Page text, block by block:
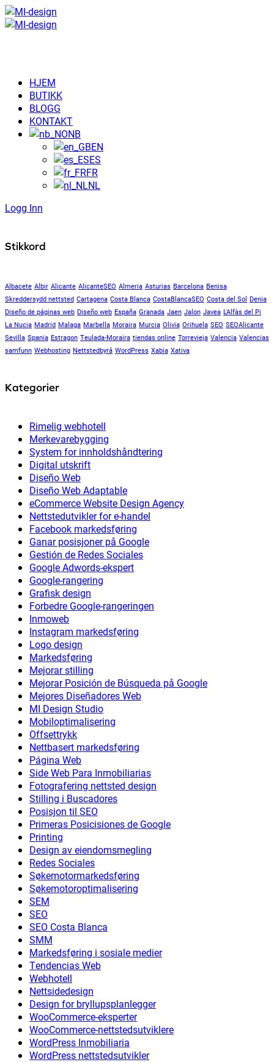
HJEM
BUTIKK
BLOGG
KONTAKT
NB
EN
ES
FR
NL
Logg Inn
Stikkord
Albacete Albir Alicante AlicanteSEO Almeria Asturias Barcelona Benisa
Skreddersydd nettsted Cartagena Costa Blanca CostaBlancaSEO Costa del Sol Denia
Diseño de páginas web Diseño web España Granada Jaen Jalon Javea L'Alfàs del Pi
La Nucia Madrid Malaga Marbella Moraira Murcia Olivia Orihuela SEO SEOAlicante
Sevilla Spania Estragon Teulada-Moraira tiendas online Torrevieja Valencia Valencias
samfunn Webhosting Nettstedbyrå WordPress Xabia Xativa
Kategorier
Rimelig webhotell
Merkevarebygging
System for innholdshåndtering
Digital utskrift
Diseño Web
Diseño Web Adaptable
eCommerce Website Design Agency
Nettstedutvikler for e-handel
Facebook markedsføring
Ganar posisjoner på Google
Gestión de Redes Sociales
Google Adwords-ekspert
Google-rangering
Grafisk design
Forbedre Google-rangeringen
Inmoweb
Instagram markedsføring
Logo design
Markedsføring
Mejorar stilling
Mejorar Posición de Búsqueda på Google
Mejores Diseñadores Web
MI Design Studio
Mobiloptimalisering
Offsettrykk
Nettbasert markedsføring
Página Web
Side Web Para Inmobiliarias
Fotografering nettsted design
Stilling i Buscadores
Posisjon til SEO
Primeras Posicisiones de Google
Printing
Design av eiendomsmegling
Redes Sociales
Søkemotormarkedsføring
Søkemotoroptimalisering
SEM
SEO
SEO Costa Blanca
SMM
Markedsføring i sosiale medier
Tendencias Web
Webhotell
Nettsidedesign
Design for bryllupsplanlegger
WooCommerce-eksperter
WooCommerce-nettstedsutviklere
WordPress Inmobiliaria
WordPress nettstedsutvikler